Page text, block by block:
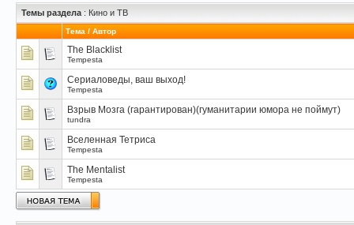
Темы раздела : Кино и ТВ
Тема / Автор
The Blacklist
Tempesta
Сериаловеды, ваш выход!
Tempesta
Взрыв Мозга (гарантирован)(гуманитарии юмора не поймут)
tundra
Вселенная Тетриса
Tempesta
The Mentalist
Tempesta